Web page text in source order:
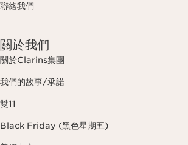
聯絡我們
關於我們
關於Clarins集團
我們的故事/承諾
雙11
Black Friday (黑色星期五)